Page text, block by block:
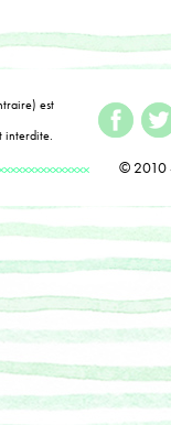
est
interdite.
© 2010